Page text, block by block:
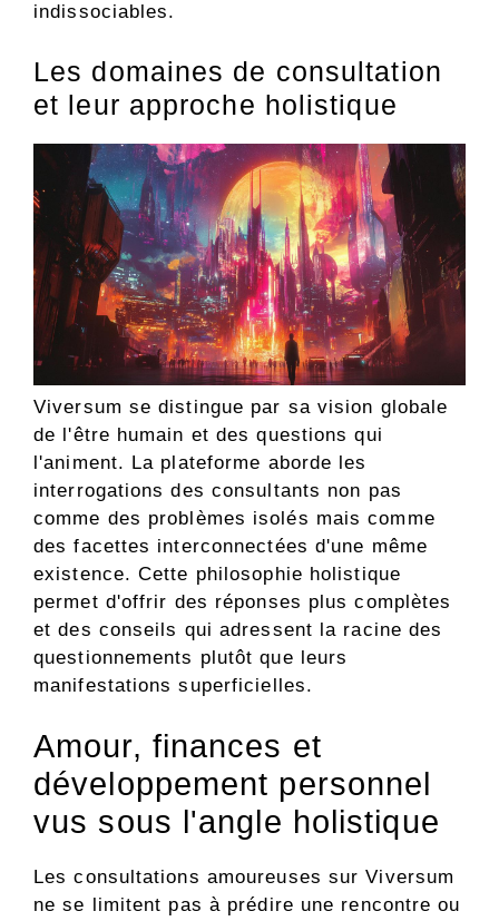
indissociables.
Les domaines de consultation
et leur approche holistique
Viversum se distingue par sa vision globale
de l'être humain et des questions qui
l'animent. La plateforme aborde les
interrogations des consultants non pas
comme des problèmes isolés mais comme
des facettes interconnectées d'une même
existence. Cette philosophie holistique
permet d'offrir des réponses plus complètes
et des conseils qui adressent la racine des
questionnements plutôt que leurs
manifestations superficielles.
Amour, finances et
développement personnel
vus sous l'angle holistique
Les consultations amoureuses sur Viversum
ne se limitent pas à prédire une rencontre ou